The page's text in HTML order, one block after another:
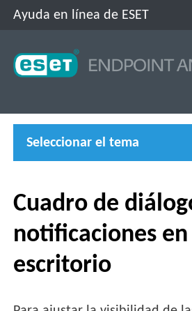
Ayuda en línea de ESET
Seleccionar el tema
Cuadro de
notificaciones en
escritorio